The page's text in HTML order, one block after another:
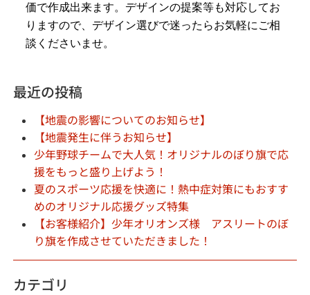
最近の投稿
【地震の影響についてのお知らせ】
【地震発生に伴うお知らせ】
少年野球チームで大人気！オリジナルのぼり旗で応
援をもっと盛り上げよう！
夏のスポーツ応援を快適に！熱中症対策にもおすす
めのオリジナル応援グッズ特集
【お客様紹介】少年オリオンズ様 アスリートのぼ
り旗を作成させていただきました！
カテゴリ
価で作成出来ます。デザインの提案等も対応してお
りますので、デザイン選びで迷ったらお気軽にご相
談くださいませ。